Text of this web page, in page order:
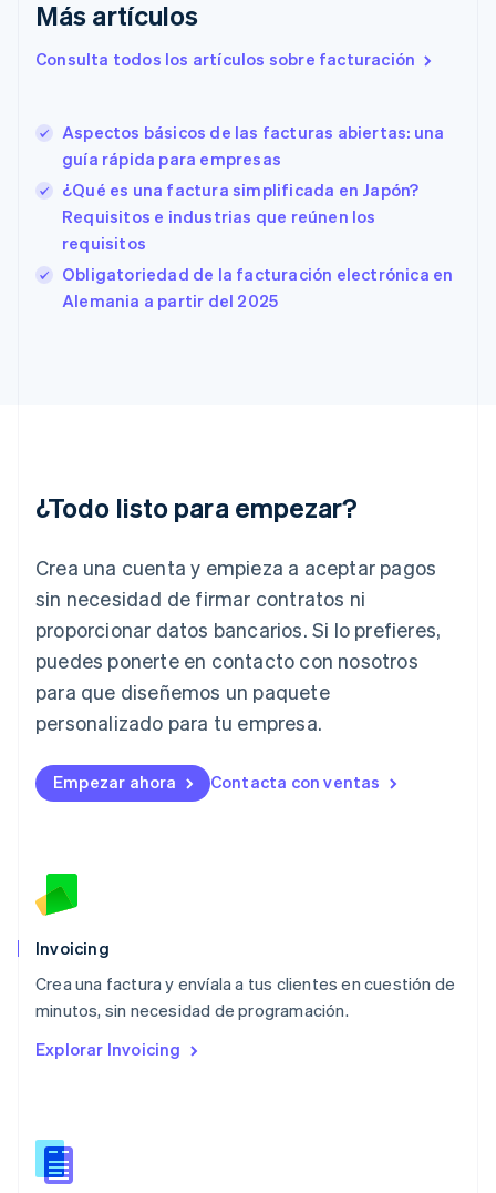
Más artículos
Consulta todos los artículos sobre facturación
Aspectos básicos de las facturas abiertas: una
guía rápida para empresas
¿Qué es una factura simplificada en Japón?
Requisitos e industrias que reúnen los
requisitos
Obligatoriedad de la facturación electrónica en
Alemania a partir del 2025
¿Todo listo para empezar?
Crea una cuenta y empieza a aceptar pagos
sin necesidad de firmar contratos ni
proporcionar datos bancarios. Si lo prefieres,
puedes ponerte en contacto con nosotros
para que diseñemos un paquete
personalizado para tu empresa.
Empezar ahora Contacta con ventas
Invoicing
Crea una factura y envíala a tus clientes en cuestión de
minutos, sin necesidad de programación.
Explorar Invoicing
English
English Italiano
Estados Unidos
EnglishEspañol简体中文
English
Finlandia
EnglishSvenska
Francia
Français
Gibraltar
English
Italiano English
日本語English
Letonia
English
Liechtenstein
Deutsch English
Lituania
Luxemburgo
FrançaisDeutschEnglish
Malasia
English
México
Noruega
English
Nueva Zelandia
English
NederlandsEnglish
Português
RAE de Hong Kong, China